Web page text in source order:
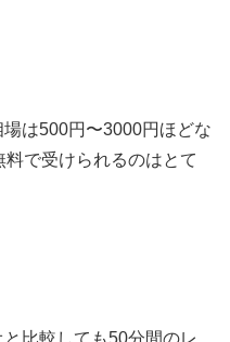
は500円〜3000円ほどな
で受けられるのはとて